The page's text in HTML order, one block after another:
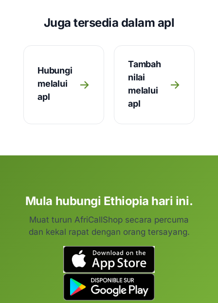
Juga tersedia dalam apl
Hubungi
melalui
apl
→
Tambah
nilai
melalui
apl
→
Mula hubungi Ethiopia hari ini.
Muat turun AfriCallShop secara percuma
dan kekal rapat dengan orang tersayang.